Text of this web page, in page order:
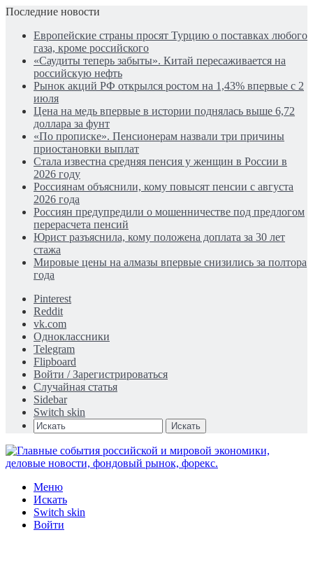
Последние новости
Европейские страны просят Турцию о поставках любого
газа, кроме российского
«Саудиты теперь забыты». Китай пересаживается на
российскую нефть
Рынок акций РФ открылся ростом на 1,43% впервые с 2
июля
Цена на медь впервые в истории поднялась выше 6,72
доллара за фунт
«По прописке». Пенсионерам назвали три причины
приостановки выплат
Стала известна средняя пенсия у женщин в России в
2026 году
Россиянам объяснили, кому повысят пенсии с августа
2026 года
Россиян предупредили о мошенничестве под предлогом
перерасчета пенсий
Юрист разъяснила, кому положена доплата за 30 лет
стажа
Мировые цены на алмазы впервые снизились за полтора
года
Pinterest
Reddit
vk.com
Одноклассники
Telegram
Flipboard
Войти / Зарегистрироваться
Случайная статья
Sidebar
Switch skin
Искать
Меню
Искать
Switch skin
Войти